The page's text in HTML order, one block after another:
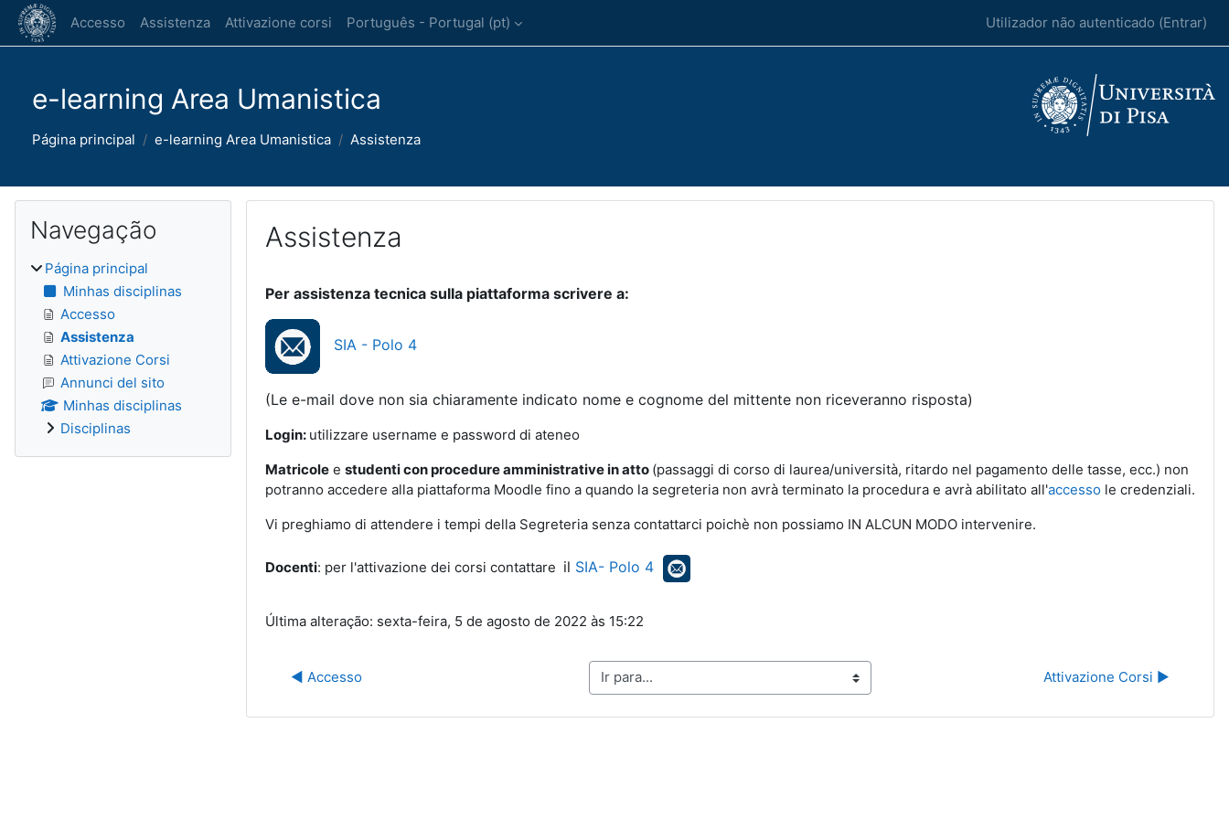
Ir para o conteúdo principal
Accesso Assistenza Attivazione corsi Português - Portugal ‎(pt)‎ Utilizador não autenticado (Entrar)
e-learning Area Umanistica
Página principal e-learning Area Umanistica Assistenza
Assistenza
Per assistenza tecnica sulla piattaforma scrivere a:
SIA - Polo 4
(Le e-mail dove non sia chiaramente indicato nome e cognome del mittente non riceveranno risposta)
Login: utilizzare username e password di ateneo
Matricolee studenti con procedure amministrative in atto (passaggi di corso di laurea/università, ritardo nel pagamento delle tasse, ecc.) non
potranno accedere alla piattaforma Moodle fino a quando la segreteria non avrà terminato la procedura e avrà abilitato all'accessole credenziali.
Vi preghiamo di attendere i tempi della Segreteria senza contattarci poichè non possiamo IN ALCUN MODO intervenire.
Docenti: per l'attivazione dei corsi contattare il SIA- Polo 4
Última alteração: sexta-feira, 5 de agosto de 2022 às 15:22
◀︎ Accesso Ir para... Attivazione Corsi ▶︎
Blocos
Navegação
Página principal
Minhas disciplinas
Accesso
Assistenza
Attivazione Corsi
Annunci del sito
Minhas disciplinas
Disciplinas